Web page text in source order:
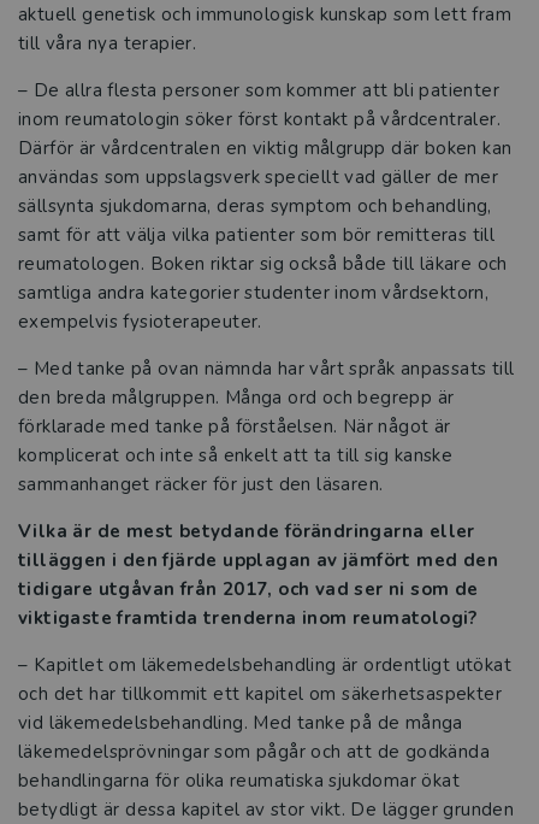
aktuell genetisk och immunologisk kunskap som lett fram
till våra nya terapier.
– De allra flesta personer som kommer att bli patienter
inom reumatologin söker först kontakt på vårdcentraler.
Därför är vårdcentralen en viktig målgrupp där boken kan
användas som uppslagsverk speciellt vad gäller de mer
sällsynta sjukdomarna, deras symptom och behandling,
samt för att välja vilka patienter som bör remitteras till
reumatologen. Boken riktar sig också både till läkare och
samtliga andra kategorier studenter inom vårdsektorn,
exempelvis fysioterapeuter.
– Med tanke på ovan nämnda har vårt språk anpassats till
den breda målgruppen. Många ord och begrepp är
förklarade med tanke på förståelsen. När något är
komplicerat och inte så enkelt att ta till sig kanske
sammanhanget räcker för just den läsaren.
Vilka är de mest betydande förändringarna eller
tilläggen i den fjärde upplagan av jämfört med den
tidigare utgåvan från 2017, och vad ser ni som de
viktigaste framtida trenderna inom reumatologi?
– Kapitlet om läkemedelsbehandling är ordentligt utökat
och det har tillkommit ett kapitel om säkerhetsaspekter
vid läkemedelsbehandling. Med tanke på de många
läkemedelsprövningar som pågår och att de godkända
behandlingarna för olika reumatiska sjukdomar ökat
betydligt är dessa kapitel av stor vikt. De lägger grunden